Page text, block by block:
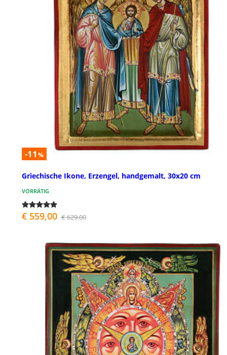
-11 %
Griechische Ikone, Erzengel, handgemalt, 30x20 cm
VORRÄTIG
€ 559,00 € 629,00